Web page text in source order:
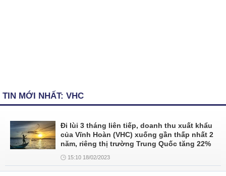
TIN MỚI NHẤT: VHC
Đi lùi 3 tháng liên tiếp, doanh thu xuất khẩu
của Vĩnh Hoàn (VHC) xuống gần thấp nhất 2
năm, riêng thị trường Trung Quốc tăng 22%
15:10 18/02/2023